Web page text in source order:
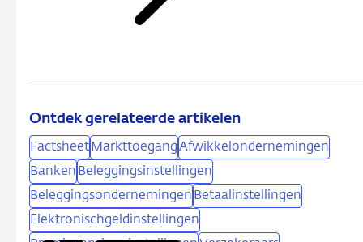
Ontdek gerelateerde artikelen
Factsheet MarkttoegangAfwikkelondernemingen
Banken Beleggingsinstellingen
Beleggingsondernemingen Betaalinstellingen
Elektronischgeldinstellingen